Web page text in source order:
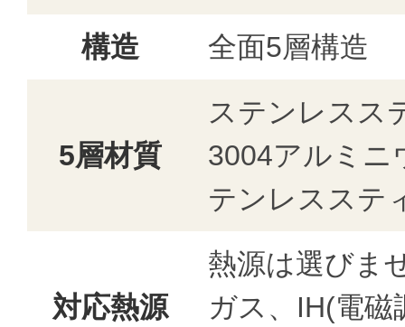
構造
全面5層構造
5層材質
ステンレスス
3004アルミニ
テンレスステ
対応熱源
熱源は選びま
ガス、IH(電